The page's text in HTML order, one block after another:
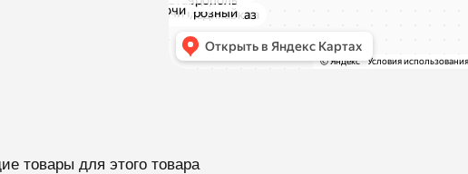
товары для этого товара